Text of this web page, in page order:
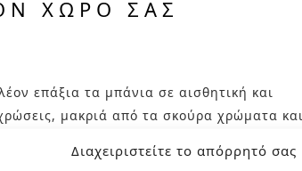
Διαχειριστείτε το απόρρητό σας
ΧΏΡΟ ΣΑΣ
επάξια τα μπάνια σε αισθητική και
μακριά από τα σκούρα χρώματα και
σε μοντέρνα σχέδια και χρώματα και
ξεπεράσει κάθε φαντασία, γίνονται